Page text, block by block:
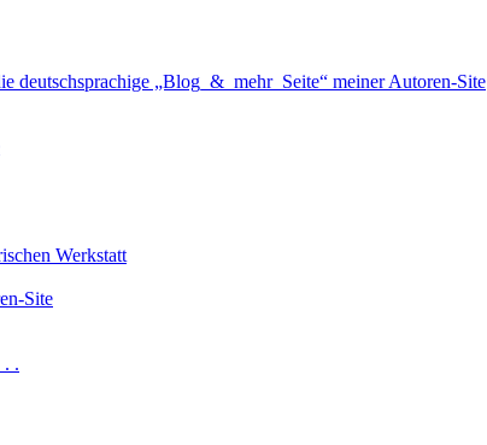
deutschsprachige „Blog_&_mehr_Seite“ meiner Autoren-Site
Werkstatt
Site
. .